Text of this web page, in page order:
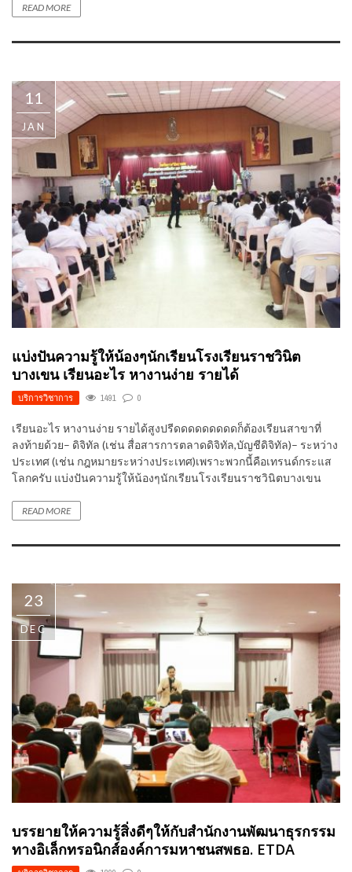
READ MORE
11
JAN
แบ่งปันความรู้ให้น้องๆนักเรียนโรงเรียนราชวินิต
บางเขน เรียนอะไร หางานง่าย รายได้
บริการวิชาการ 1491 0
เรียนอะไร หางานง่าย รายได้สูงปรีดดดดดดดดดก็ต้องเรียนสาขาที่
ลงท้ายด้วย– ดิจิทัล (เช่น สื่อสารการตลาดดิจิทัล,บัญชีดิจิทัล)– ระหว่าง
ประเทศ (เช่น กฎหมายระหว่างประเทศ)เพราะพวกนี้คือเทรนด์กระแส
โลกครับ แบ่งปันความรู้ให้น้องๆนักเรียนโรงเรียนราชวินิตบางเขน
READ MORE
23
DEC
บรรยายให้ความรู้สิ่งดีๆให้กับสำนักงานพัฒนาธุรกรรม
ทางอิเล็กทรอนิกส์องค์การมหาชนสพธอ. ETDA